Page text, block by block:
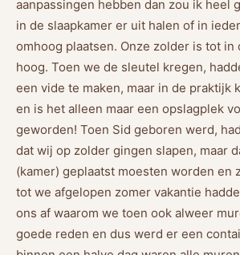
aanpassingen hebben dan zou ik heel
in de slaapkamer er uit halen of in
omhoog plaatsen. Onze zolder is tot in
hoog. Toen we de sleutel kregen,
een vide te maken, maar in de praktijk
en is het alleen maar een opslagplek
geworden! Toen Sid geboren werd,
dat wij op zolder gingen slapen, maar
(kamer) geplaatst moesten worden en
tot we afgelopen zomer vakantie
ons af waarom we toen ook alweer
goede reden en dus werd er een